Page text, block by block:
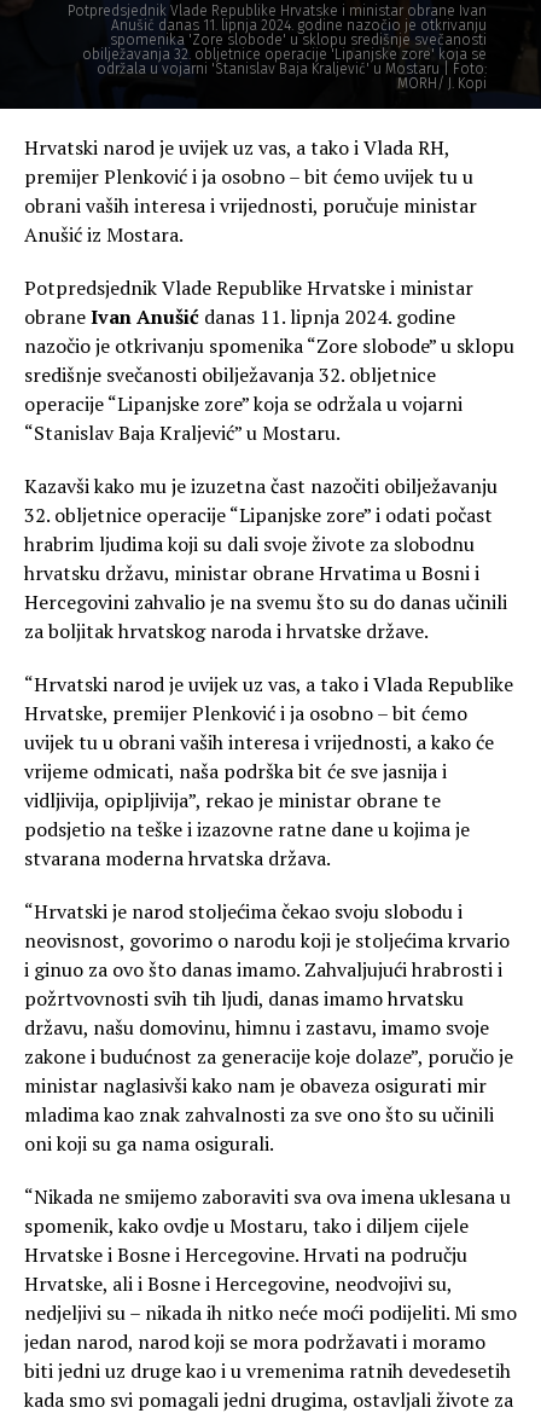
Potpredsjednik Vlade Republike Hrvatske i ministar obrane Ivan
Anušić danas 11. lipnja 2024. godine nazočio je otkrivanju
spomenika 'Zore slobode' u sklopu središnje svečanosti
obilježavanja 32. obljetnice operacije 'Lipanjske zore' koja se
održala u vojarni 'Stanislav Baja Kraljević' u Mostaru | Foto:
MORH/ J. Kopi
Hrvatski narod je uvijek uz vas, a tako i Vlada RH,
premijer Plenković i ja osobno – bit ćemo uvijek tu u
obrani vaših interesa i vrijednosti, poručuje ministar
Anušić iz Mostara.
Potpredsjednik Vlade Republike Hrvatske i ministar
obraneIvan Anušić danas 11. lipnja 2024. godine
nazočio je otkrivanju spomenika “Zore slobode” u sklopu
središnje svečanosti obilježavanja 32. obljetnice
operacije “Lipanjske zore” koja se održala u vojarni
“Stanislav Baja Kraljević” u Mostaru.
Kazavši kako mu je izuzetna čast nazočiti obilježavanju
32. obljetnice operacije “Lipanjske zore” i odati počast
hrabrim ljudima koji su dali svoje živote za slobodnu
hrvatsku državu, ministar obrane Hrvatima u Bosni i
Hercegovini zahvalio je na svemu što su do danas učinili
za boljitak hrvatskog naroda i hrvatske države.
“Hrvatski narod je uvijek uz vas, a tako i Vlada Republike
Hrvatske, premijer Plenković i ja osobno – bit ćemo
uvijek tu u obrani vaših interesa i vrijednosti, a kako će
vrijeme odmicati, naša podrška bit će sve jasnija i
vidljivija, opipljivija”, rekao je ministar obrane te
podsjetio na teške i izazovne ratne dane u kojima je
stvarana moderna hrvatska država.
“Hrvatski je narod stoljećima čekao svoju slobodu i
neovisnost, govorimo o narodu koji je stoljećima krvario
i ginuo za ovo što danas imamo. Zahvaljujući hrabrosti i
požrtvovnosti svih tih ljudi, danas imamo hrvatsku
državu, našu domovinu, himnu i zastavu, imamo svoje
zakone i budućnost za generacije koje dolaze”, poručio je
ministar naglasivši kako nam je obaveza osigurati mir
mladima kao znak zahvalnosti za sve ono što su učinili
oni koji su ga nama osigurali.
“Nikada ne smijemo zaboraviti sva ova imena uklesana u
spomenik, kako ovdje u Mostaru, tako i diljem cijele
Hrvatske i Bosne i Hercegovine. Hrvati na području
Hrvatske, ali i Bosne i Hercegovine, neodvojivi su,
nedjeljivi su – nikada ih nitko neće moći podijeliti. Mi smo
jedan narod, narod koji se mora podržavati i moramo
biti jedni uz druge kao i u vremenima ratnih devedesetih
kada smo svi pomagali jedni drugima, ostavljali živote za